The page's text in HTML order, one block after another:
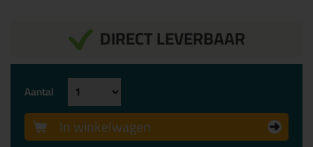
DIRECT LEVERBAAR
Aantal
In winkelwagen